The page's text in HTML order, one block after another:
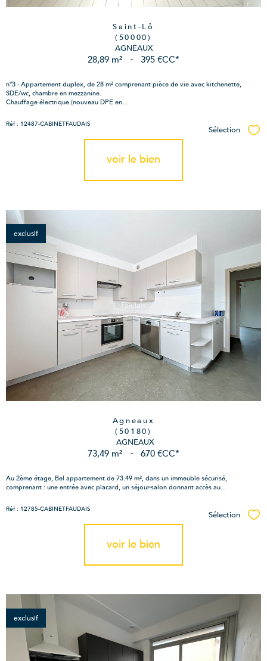
Saint-Lô
(50000)
AGNEAUX
28,89 m² - 395 €CC*
n°3 - Appartement duplex, de 28 m² comprenant pièce de vie avec kitchenette,
SDE/wc, chambre en mezzanine.
Chauffage électrique (nouveau DPE en...
Réf : 12487-CABINETFAUDAIS
Sélection
voir le bien
exclusif
Agneaux
(50180)
AGNEAUX
73,49 m² - 670 €CC*
Au 2ème étage, Bel appartement de 73.49 m², dans un immeuble sécurisé,
comprenant : une entrée avec placard, un séjour-salon donnant accès au...
Réf : 12785-CABINETFAUDAIS
Sélection
voir le bien
exclusif